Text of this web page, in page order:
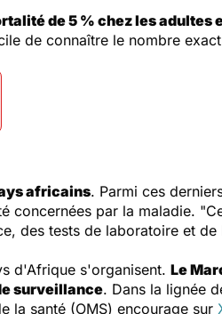
de 5 % chez les adultes
de connaître le nombre
africains. Parmi ces
concernées par la maladie.
des tests de laboratoire et
d'Afrique s'organisent. Le
surveillance. Dans la lignée
la santé (OMS) encourage sur